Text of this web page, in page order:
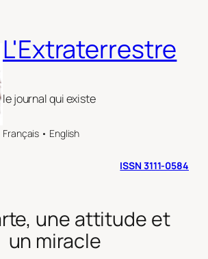
L'Extraterrestre
le journal qui existe
Français • English
ISSN 3111-0584
une attitude et
un miracle